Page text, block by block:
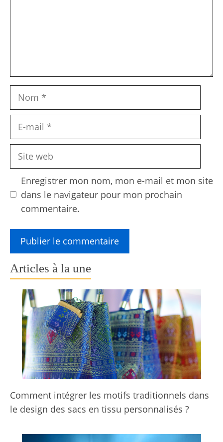
Nom
Site
Enregistrer mon nom, mon e-mail et mon site
dans le navigateur pour mon prochain
commentaire.
Articles à la une
Comment intégrer les motifs traditionnels dans
le design des sacs en tissu personnalisés ?